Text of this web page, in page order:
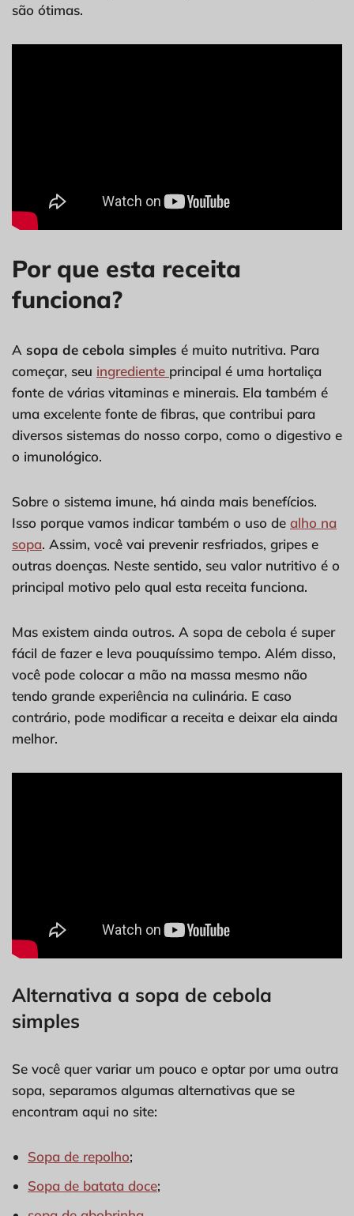
são ótimas.
Por que esta receita
funciona?
A sopa de cebola simples é muito nutritiva. Para
começar, seu ingrediente principal é uma hortaliça
fonte de várias vitaminas e minerais. Ela também é
uma excelente fonte de fibras, que contribui para
diversos sistemas do nosso corpo, como o digestivo e
o imunológico.
Sobre o sistema imune, há ainda mais benefícios.
Isso porque vamos indicar também o uso de alho na
sopa. Assim, você vai prevenir resfriados, gripes e
outras doenças. Neste sentido, seu valor nutritivo é o
principal motivo pelo qual esta receita funciona.
Mas existem ainda outros. A sopa de cebola é super
fácil de fazer e leva pouquíssimo tempo. Além disso,
você pode colocar a mão na massa mesmo não
tendo grande experiência na culinária. E caso
contrário, pode modificar a receita e deixar ela ainda
melhor.
Alternativa a sopa de cebola
simples
Se você quer variar um pouco e optar por uma outra
sopa, separamos algumas alternativas que se
encontram aqui no site:
Sopa de repolho;
Sopa de batata doce;